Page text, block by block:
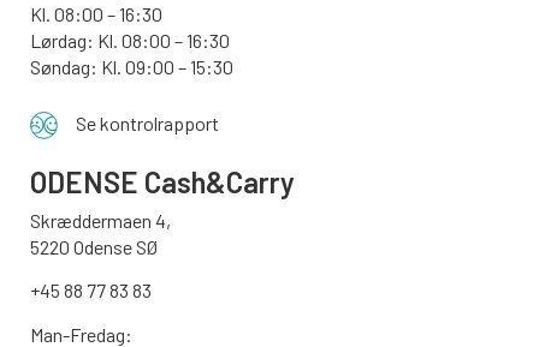
Kl. 08:00 – 16:30
Lørdag: Kl. 08:00 – 16:30
Søndag: Kl. 09:00 – 15:30
Se kontrolrapport
ODENSE Cash&Carry
Skræddermaen 4,
5220 Odense SØ
+45 88 77 83 83
Man-Fredag: